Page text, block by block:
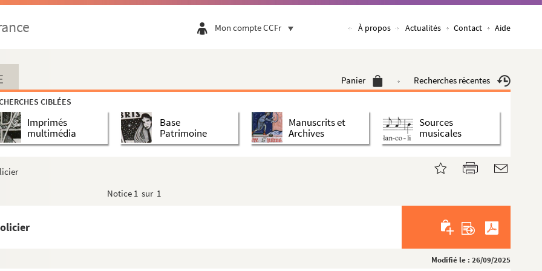
Mon compte CCFr À propos Actualités Contact Aide
Panier Recherches récentes
CIBLÉES
Imprimés
multimédia
Base
Patrimoine
Manuscrits et
Archives
Sources
musicales
Notice 1 sur 1
Modifié le : 26/09/2025
- Correspondance
Du Crime 82
60